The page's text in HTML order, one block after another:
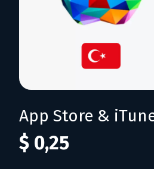
$ 0,25